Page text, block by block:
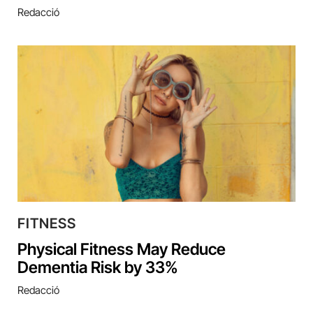
Redacció
FITNESS
Physical Fitness May Reduce
Dementia Risk by 33%
Redacció